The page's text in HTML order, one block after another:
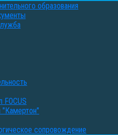
образования
"Камертон"
сопровождение